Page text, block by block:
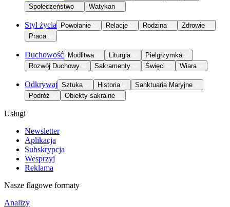
Społeczeństwo
Watykan
Styl życia Powołanie Relacje Rodzina
Zdrowie
Praca
Duchowość Modlitwa Liturgia
Pielgrzymka
Rozwój Duchowy
Sakramenty Święci Wiara
Odkrywaj Sztuka Historia
Sanktuaria Maryjne
Podróż
Obiekty sakralne
Usługi
Newsletter
Aplikacja
Subskrypcja
Wesprzyj
Reklama
Nasze flagowe formaty
Analizy